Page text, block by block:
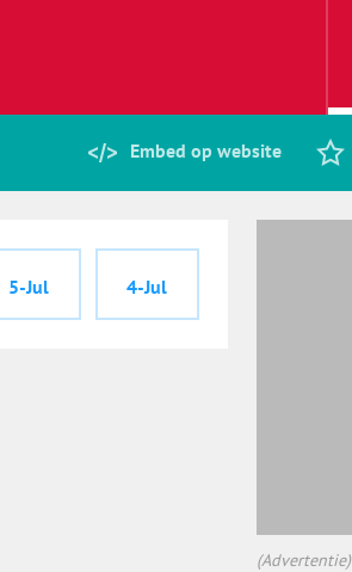
Embed op website
5-Jul 4-Jul
(Advertentie)